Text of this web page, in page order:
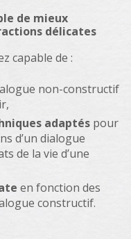
de mieux
délicates
capable de :
non-constructif
adaptés pour
d’un dialogue
de la vie d’une
en fonction des
constructif.